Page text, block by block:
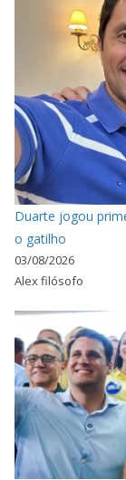
Duarte jogou
o gatilho
03/08/2026
Alex filósofo